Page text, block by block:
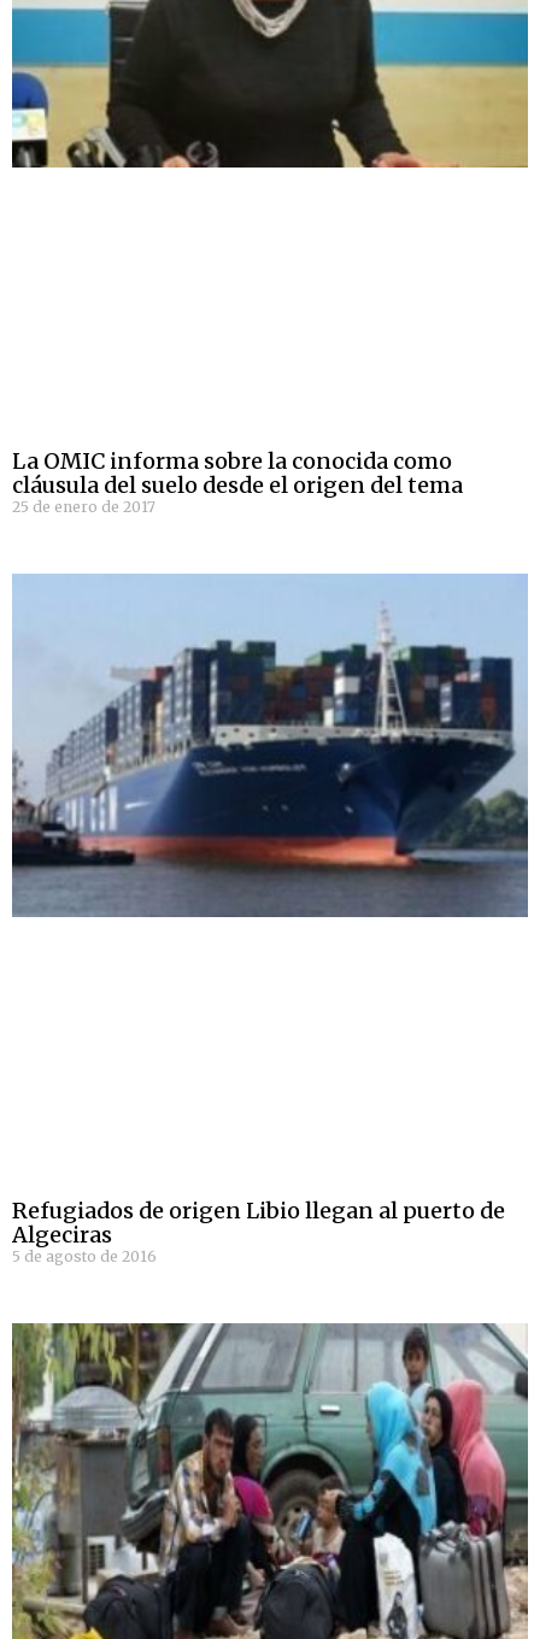
La OMIC informa sobre la conocida como
cláusula del suelo desde el origen del tema
25 de enero de 2017
Refugiados de origen Libio llegan al puerto de
Algeciras
5 de agosto de 2016